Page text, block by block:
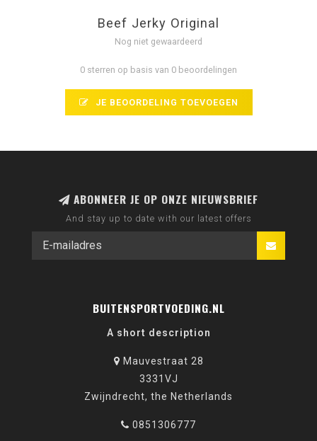
Beef Jerky Original
Nog niet gewaardeerd
0 sterren op basis van 0 beoordelingen
JE BEOORDELING TOEVOEGEN
ABONNEER JE OP ONZE NIEUWSBRIEF
And stay up to date with our latest offers
BUITENSPORTVOEDING.NL
A short description
Mauvestraat 28
3331VJ
Zwijndrecht, the Netherlands
0851306777